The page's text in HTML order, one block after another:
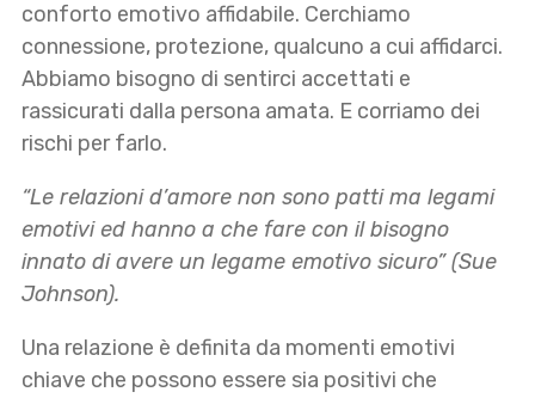
conforto emotivo affidabile. Cerchiamo
connessione, protezione, qualcuno a cui affidarci.
Abbiamo bisogno di sentirci accettati e
rassicurati dalla persona amata. E corriamo dei
rischi per farlo.
“Le relazioni d’amore non sono patti ma legami
emotivi ed hanno a che fare con il bisogno
innato di avere un legame emotivo sicuro” (Sue
Johnson).
Una relazione è definita da momenti emotivi
chiave che possono essere sia positivi che